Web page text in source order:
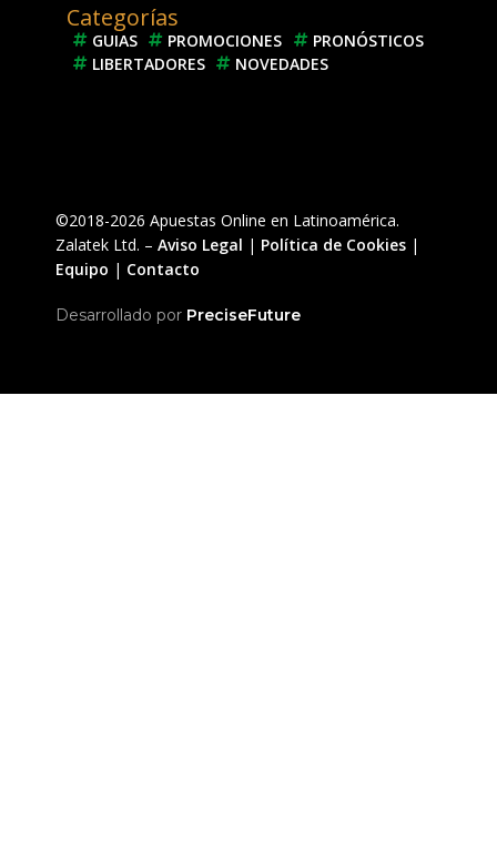
Categorías
GUIAS PROMOCIONES
PRONÓSTICOS
LIBERTADORES
NOVEDADES
©2018-2026 Apuestas Online en Latinoamérica.
Zalatek Ltd. – Aviso Legal | Política de Cookies |
Equipo | Contacto
Desarrollado por PreciseFuture